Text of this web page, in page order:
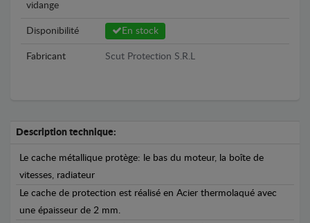
vidange
Disponibilité En stock
Fabricant Scut Protection S.R.L
Description technique:
Le cache métallique protège: le bas du moteur, la boîte de
vitesses, radiateur
Le cache de protection est réalisé en Acier thermolaqué avec
une épaisseur de 2 mm.